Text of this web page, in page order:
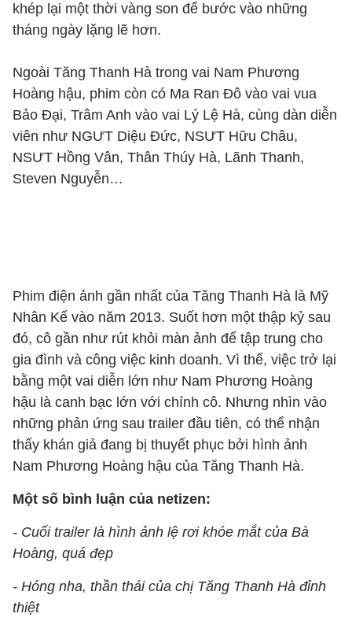
khép lại một thời vàng son để bước vào những
tháng ngày lặng lẽ hơn.
Ngoài Tăng Thanh Hà trong vai Nam Phương
Hoàng hậu, phim còn có Ma Ran Đô vào vai vua
Bảo Đại, Trâm Anh vào vai Lý Lệ Hà, cùng dàn diễn
viên như NGƯT Diệu Đức, NSƯT Hữu Châu,
NSƯT Hồng Vân, Thân Thúy Hà, Lãnh Thanh,
Steven Nguyễn…
Phim điện ảnh gần nhất của Tăng Thanh Hà là Mỹ
Nhân Kế vào năm 2013. Suốt hơn một thập kỷ sau
đó, cô gần như rút khỏi màn ảnh để tập trung cho
gia đình và công việc kinh doanh. Vì thế, việc trở lại
bằng một vai diễn lớn như Nam Phương Hoàng
hậu là canh bạc lớn với chính cô. Nhưng nhìn vào
những phản ứng sau trailer đầu tiên, có thể nhận
thấy khán giả đang bị thuyết phục bởi hình ảnh
Nam Phương Hoàng hậu của Tăng Thanh Hà.
Một số bình luận của netizen:
- Cuối trailer là hình ảnh lệ rơi khóe mắt của Bà
Hoàng, quá đẹp
- Hóng nha, thần thái của chị Tăng Thanh Hà đỉnh
thiệt